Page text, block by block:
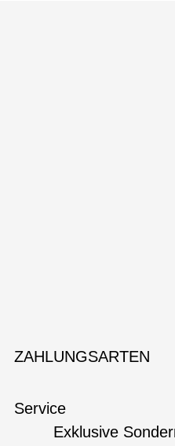
ZAHLUNGSARTEN
Service
Exklusive